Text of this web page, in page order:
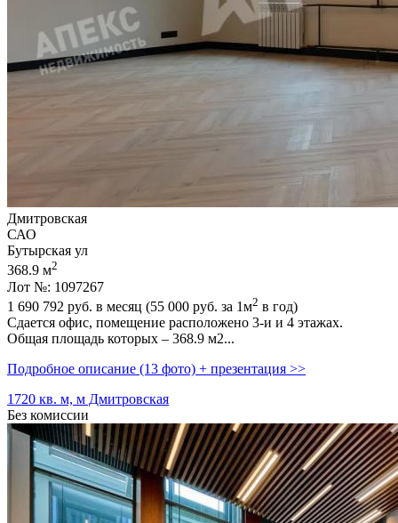
Дмитровская
САО
Бутырская ул
368.9 м2
Лот №: 1097267
1 690 792 руб. в месяц (55 000 руб. за 1м2 в год)
Сдается офис,­ помещение расположено 3-и и 4 этажах.
Общая площадь которых – 368.9 м2...
Подробное описание (13 фото) + презентация >>
1720 кв. м, м Дмитровская
Без комиссии